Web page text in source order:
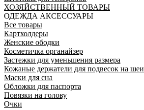
ХОЗЯЙСТВЕННЫЙ ТОВАРЫ
ОДЕЖДА АКСЕССУАРЫ
Все товары
Картхолдеры
Женские ободки
Косметичка органайзер
Застежки для уменьшения размера
Кожаные держатели для подвесок на шеи
Маски для сна
Обложки для паспорта
Повязки на голову
Очки